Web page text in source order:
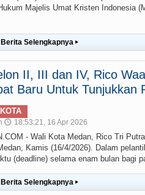
Majelis Umat Kristen Indonesia
Berita Selengkapnya ▸
II, III dan IV, Rico
Baru Untuk Tunjukkan
🕔 18:53:21, 16 Apr 2026
- Wali Kota Medan, Rico Tri
Kamis (16/4/2026). Dalam
(deadline) selama enam bulan bagi
Berita Selengkapnya ▸